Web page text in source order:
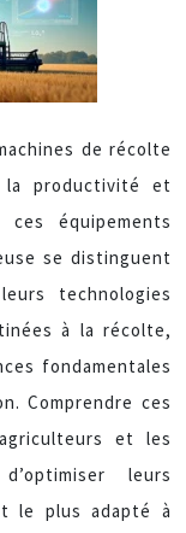
de récolte
productivité et
équipements
se distinguent
technologies
à la récolte,
fondamentales
Comprendre ces
et les
leurs
le plus adapté à